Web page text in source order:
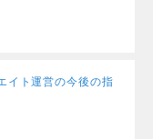
イト運営の今後の指